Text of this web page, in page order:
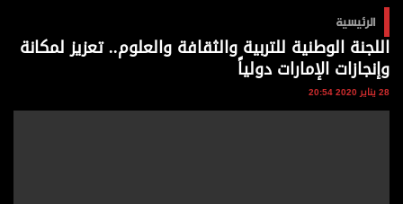
الرياضة
وجهات نظر
الترفيه
الرئيسية
اللجنة الوطنية للتربية والثقافة والعلوم.. تعزيز لمكانة
وإنجازات الإمارات دولياً
28 يناير 2020 20:54